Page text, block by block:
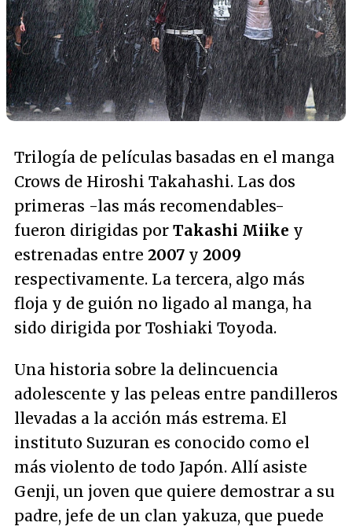
Trilogía de películas basadas en el manga
Crows de Hiroshi Takahashi. Las dos
primeras -las más recomendables-
fueron dirigidas por Takashi Miike y
estrenadas entre 2007 y 2009
respectivamente. La tercera, algo más
floja y de guión no ligado al manga, ha
sido dirigida por Toshiaki Toyoda.
Una historia sobre la delincuencia
adolescente y las peleas entre pandilleros
llevadas a la acción más estrema. El
instituto Suzuran es conocido como el
más violento de todo Japón. Allí asiste
Genji, un joven que quiere demostrar a su
padre, jefe de un clan yakuza, que puede